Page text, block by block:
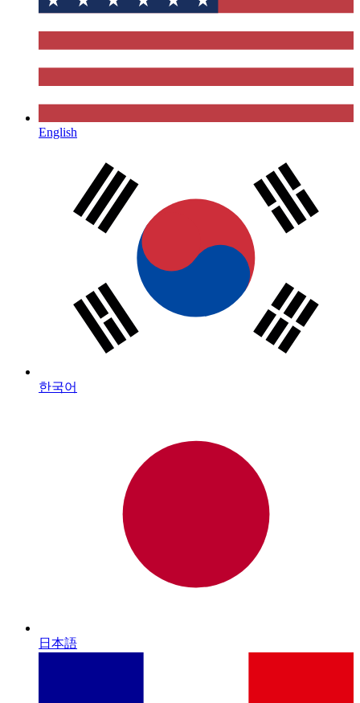
English
한국어
日本語